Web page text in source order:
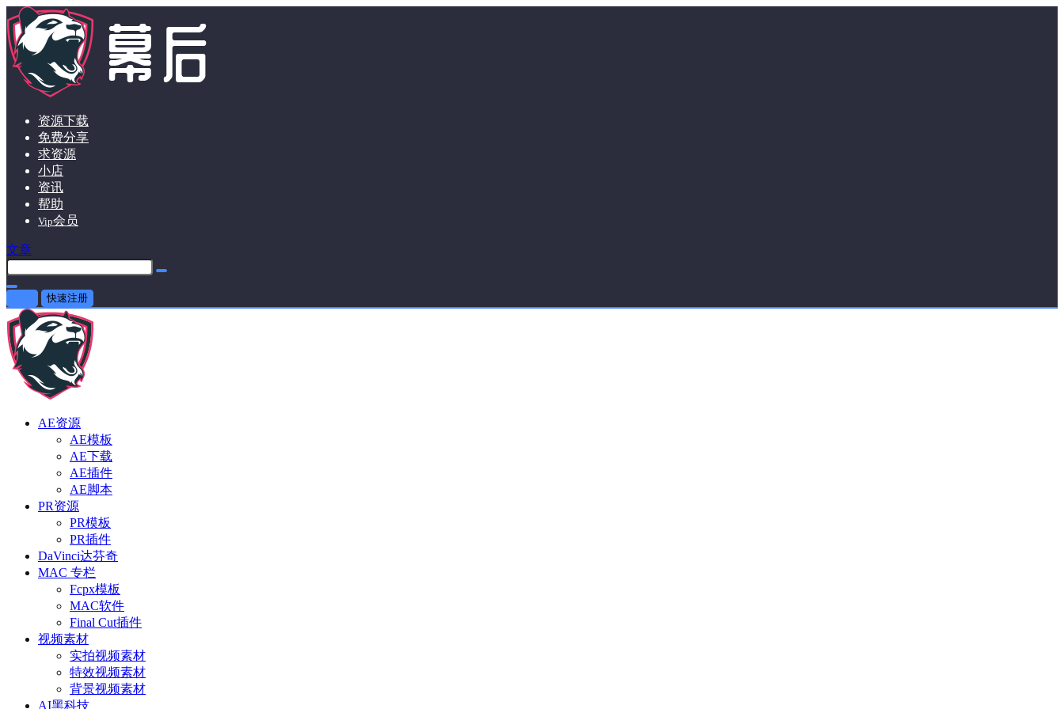
资源下载
免费分享
求资源
小店
资讯
帮助
Vip会员
文章
快速注册
AE资源
AE模板
AE下载
AE插件
AE脚本
PR资源
PR模板
PR插件
DaVinci达芬奇
MAC 专栏
Fcpx模板
MAC软件
Final Cut插件
视频素材
实拍视频素材
特效视频素材
背景视频素材
AI黑科技